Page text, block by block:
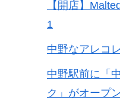
【開店】
1
中野なアレコ
中野駅前に「
ク」がオープ